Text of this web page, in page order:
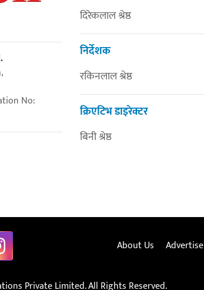
No:
दिरेकलाल श्रेष्ठ
निर्देशक
रकिनलाल श्रेष्ठ
क्रिएटिभ डाइरेक्टर
बिनी श्रेष्ठ
About Us Advertise
Private Limited. All Rights Reserved.